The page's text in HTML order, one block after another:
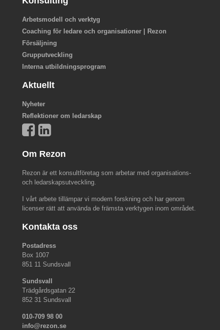
Arbetsmodell och verktyg
Coaching för ledare och organisationer | Rezon
Försäljning
Grupputveckling
Interna utbildningsprogram
Aktuellt
Nyheter
Reflektioner om ledarskap
Om Rezon
Rezon är ett konsultföretag som arbetar med organisations-
och ledarskapsutveckling.
I vårt arbete tillämpar vi modern forskning och har genom
licenser rätt att använda de främsta verktygen inom området.
Kontakta oss
Postadress
Box 1007
851 11 Sundsvall
Sundsvall
Trädgårdsgatan 22
852 31 Sundsvall
010-709 98 00
info@rezon.se